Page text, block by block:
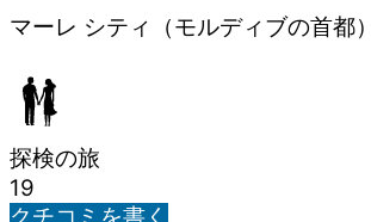
マーレ シティ（モルディブの首都
探検の旅
19